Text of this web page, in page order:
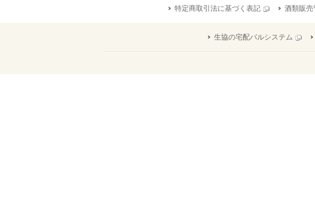
特定商取引法に基づく表記 酒類販売
生協の宅配パルシステム